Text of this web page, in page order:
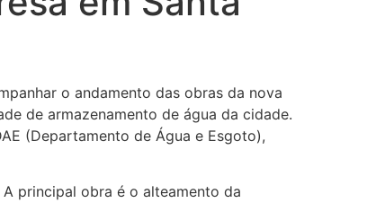
o andamento das obras da nova
de armazenamento de água da cidade.
(Departamento de Água e Esgoto),
principal obra é o alteamento da